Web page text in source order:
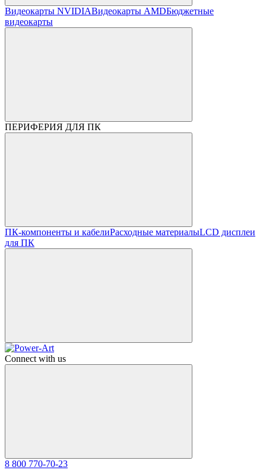
Видеокарты NVIDIAВидеокарты AMDБюджетные
видеокарты
ПЕРИФЕРИЯ ДЛЯ ПК
ПК-компоненты и кабелиРасходные материалыLCD дисплеи
для ПК
Connect with us
8 800 770-70-23